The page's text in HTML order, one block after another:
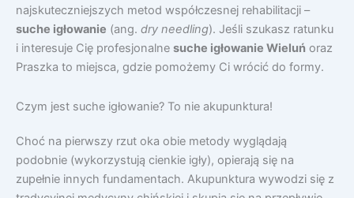
najskuteczniejszych metod współczesnej rehabilitacji –
suche igłowanie (ang. dry needling). Jeśli szukasz ratunku
i interesuje Cię profesjonalne suche igłowanie Wieluń oraz
Praszka to miejsca, gdzie pomożemy Ci wrócić do formy.
Czym jest suche igłowanie? To nie akupunktura!
Choć na pierwszy rzut oka obie metody wyglądają
podobnie (wykorzystują cienkie igły), opierają się na
zupełnie innych fundamentach. Akupunktura wywodzi się z